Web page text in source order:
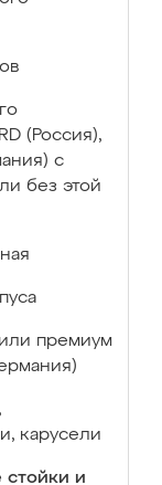
(Россия),
с
без этой
или премиум
карусели
стойки и